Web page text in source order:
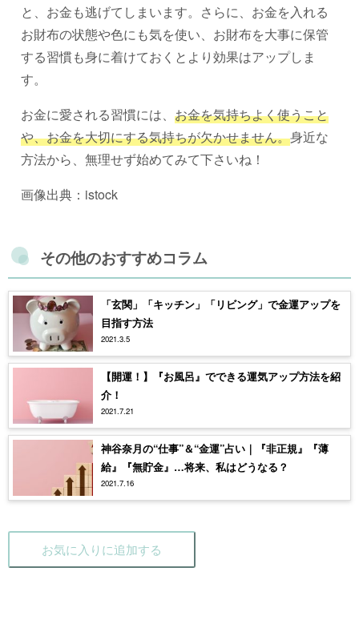
と、お金も逃げてしまいます。さらに、お金を入れる
お財布の状態や色にも気を使い、お財布を大事に保管
する習慣も身に着けておくとより効果はアップしま
す。
お金に愛される習慣には、 お金を気持ちよく使うこと
や、お金を大切にする気持ちが欠かせません。身近な
方法から、無理せず始めてみて下さいね！
画像出典：istock
その他のおすすめコラム
「玄関」「キッチン」「リビング」で金運アップを
目指す方法
2021.3.5
【開運！】『お風呂』でできる運気アップ方法を紹
介！
2021.7.21
神谷奈月の“仕事”＆“金運”占い｜『非正規』『薄
給』『無貯金』…将来、私はどうなる？
2021.7.16
お気に入りに追加する